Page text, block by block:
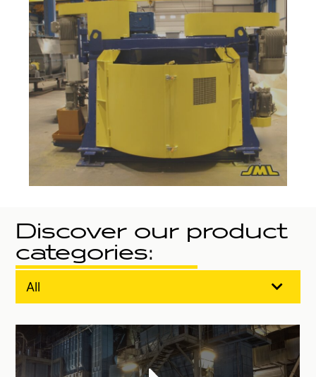
Discover our product
categories:
All